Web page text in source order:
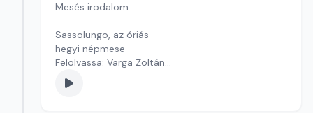
Mesés irodalom
Sassolungo, az óriás
hegyi népmese
Felolvassa: Varga Zoltán
Szerkesztő: Varga Andrea